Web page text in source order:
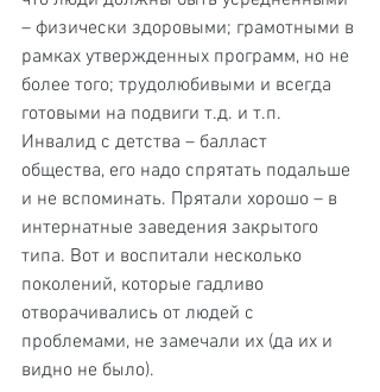
– физически здоровыми; грамотными в
рамках утвержденных программ, но не
более того; трудолюбивыми и всегда
готовыми на подвиги т.д. и т.п.
Инвалид с детства – балласт
общества, его надо спрятать подальше
и не вспоминать. Прятали хорошо – в
интернатные заведения закрытого
типа. Вот и воспитали несколько
поколений, которые гадливо
отворачивались от людей с
проблемами, не замечали их (да их и
видно не было).